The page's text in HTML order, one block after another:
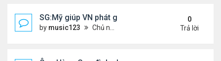
SG:Mỹ giúp VN phát giác xưởng sản xuất giày
by music123 Chủ nhật Tháng 7 26, 2026 5:22 pm
0
Trả lời